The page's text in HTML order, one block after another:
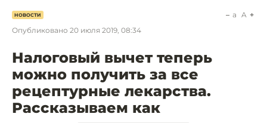
НОВОСТИ
Опубликовано 20 июля 2019, 08:34
a A
Налоговый вычет теперь
можно получить за все
рецептурные лекарства.
Рассказываем как